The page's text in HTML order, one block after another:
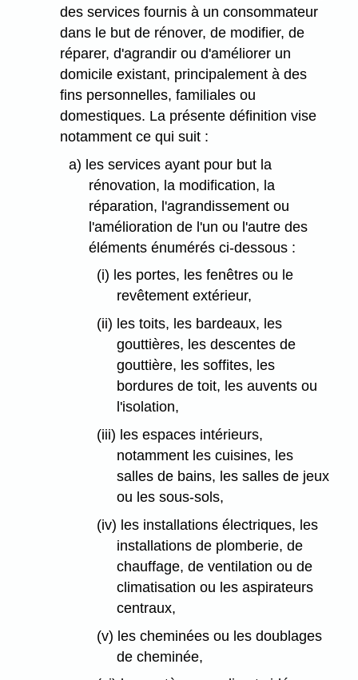
des services fournis à un consommateur
dans le but de rénover, de modifier, de
réparer, d'agrandir ou d'améliorer un
domicile existant, principalement à des
fins personnelles, familiales ou
domestiques. La présente définition vise
notamment ce qui suit :
a) les services ayant pour but la
rénovation, la modification, la
réparation, l'agrandissement ou
l'amélioration de l'un ou l'autre des
éléments énumérés ci-dessous :
(i) les portes, les fenêtres ou le
revêtement extérieur,
(ii) les toits, les bardeaux, les
gouttières, les descentes de
gouttière, les soffites, les
bordures de toit, les auvents ou
l'isolation,
(iii) les espaces intérieurs,
notamment les cuisines, les
salles de bains, les salles de jeux
ou les sous-sols,
(iv) les installations électriques, les
installations de plomberie, de
chauffage, de ventilation ou de
climatisation ou les aspirateurs
centraux,
(v) les cheminées ou les doublages
de cheminée,